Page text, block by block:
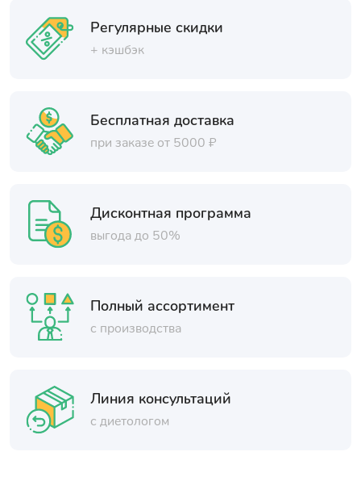
Регулярные скидки
+ кэшбэк
Бесплатная доставка
при заказе от 5000 ₽
Дисконтная программа
выгода до 50%
Полный ассортимент
с производства
Линия консультаций
с диетологом